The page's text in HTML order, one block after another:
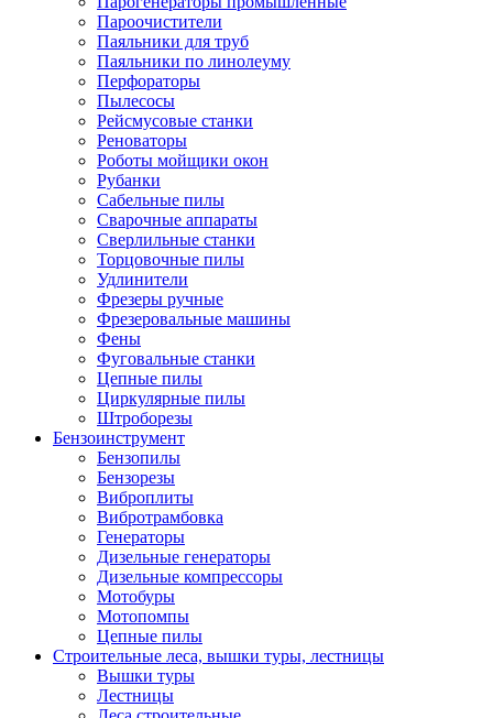
Пароочистители
Паяльники для труб
Паяльники по линолеуму
Перфораторы
Пылесосы
Рейсмусовые станки
Реноваторы
Роботы мойщики окон
Рубанки
Сабельные пилы
Сварочные аппараты
Сверлильные станки
Торцовочные пилы
Удлинители
Фрезеры ручные
Фрезеровальные машины
Фены
Фуговальные станки
Цепные пилы
Циркулярные пилы
Штроборезы
Бензоинструмент
Бензопилы
Бензорезы
Виброплиты
Вибротрамбовка
Генераторы
Дизельные генераторы
Дизельные компрессоры
Мотобуры
Мотопомпы
Цепные пилы
Строительные леса, вышки туры, лестницы
Вышки туры
Лестницы